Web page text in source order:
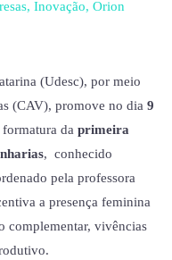
, Inovação, Orion
(Udesc), por meio
(CAV), promove no dia 9
da primeira
, conhecido
pela professora
a presença feminina
complementar, vivências